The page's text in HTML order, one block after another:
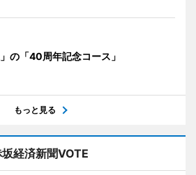
」の「40周年記念コース」
もっと見る
経済新聞VOTE